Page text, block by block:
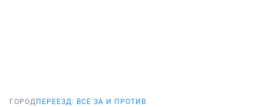
ГОРОД ПЕРЕЕЗД: ВСЕ ЗА И ПРОТИВ